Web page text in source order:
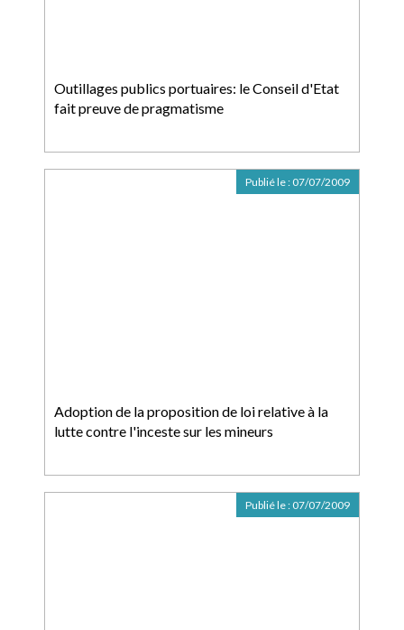
Outillages publics portuaires: le Conseil d'Etat
fait preuve de pragmatisme
Adoption de la proposition de loi relative à la
lutte contre l'inceste sur les mineurs
Publié le : 07/07/2009
Publié le : 07/07/2009